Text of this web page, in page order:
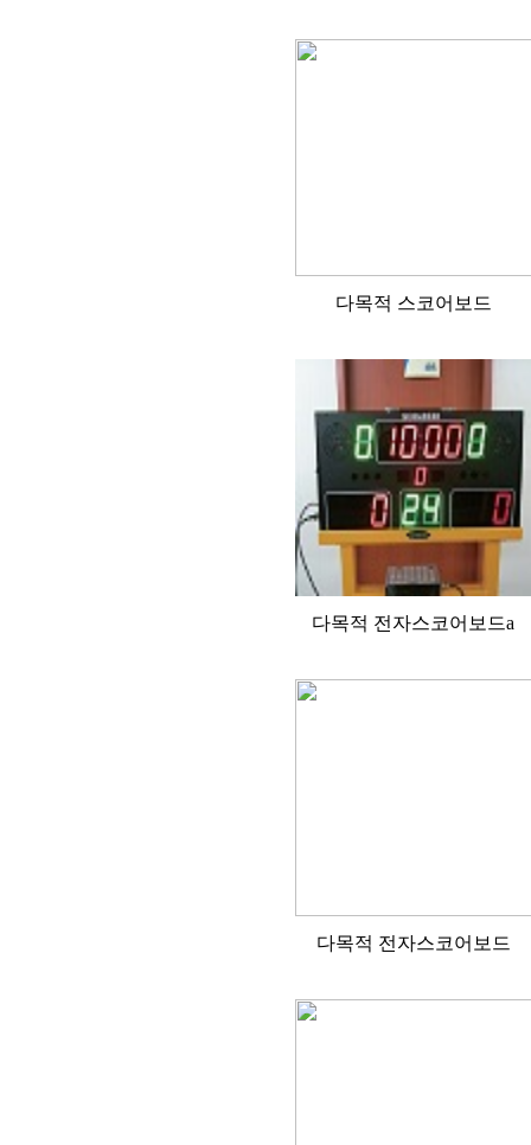
다목적 스코어보드
다목적 전자스코어보드a
다목적 전자스코어보드